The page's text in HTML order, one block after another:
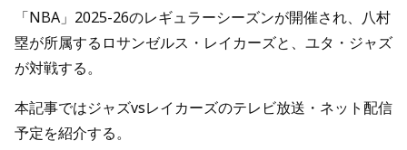
「NBA」2025-26のレギュラーシーズンが開催され、八村
塁が所属するロサンゼルス・レイカーズと、ユタ・ジャズ
が対戦する。
本記事ではジャズvsレイカーズのテレビ放送・ネット配信
予定を紹介する。